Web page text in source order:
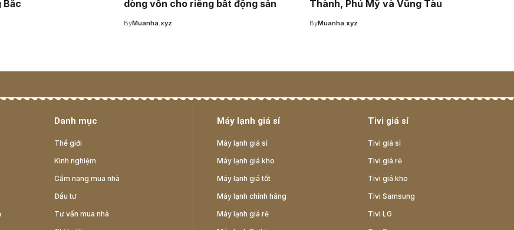
Bắc
dòng vốn cho riêng bất động sản
ByMuanha.xyz
Thành, Phú Mỹ và Vũng Tàu
ByMuanha.xyz
Danh mục
Thế giới
Kinh nghiệm
Cẩm nang mua nhà
Đầu tư
Tư vấn mua nhà
Máy lạnh giá sỉ
Máy lạnh giá sỉ
Máy lạnh giá kho
Máy lạnh giá tốt
Máy lạnh chính hãng
Máy lạnh giá rẻ
Tivi giá sỉ
Tivi giá sỉ
Tivi giá rẻ
Tivi giá kho
Tivi Samsung
Tivi LG